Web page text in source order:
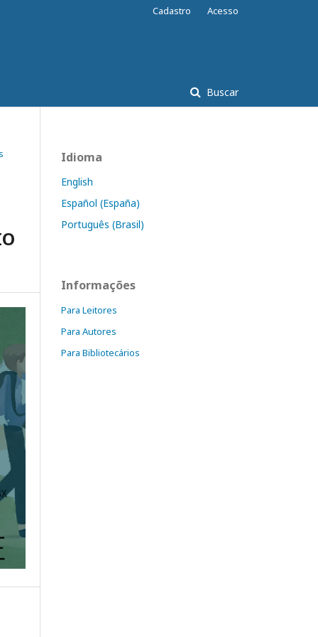
Buscar
Cadastro Acesso
Idioma
English
Español (España)
Português (Brasil)
Informações
Para Leitores
Para Autores
Para Bibliotecários